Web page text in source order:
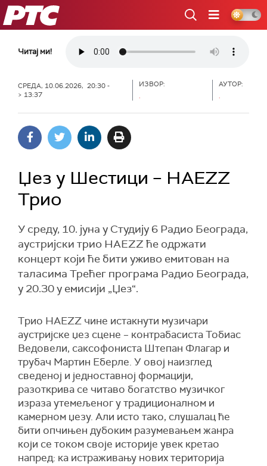
РТС
Читај ми!
СРЕДА, 10.06.2026, 20:30 -
> 13:37
ИЗВОР:
.
АУТОР:
.
Џез у Шестици – HAEZZ
Трио
У среду, 10. јуна у Студију 6 Радио Београда,
аустријски трио HAEZZ ће одржати
концерт који ће бити уживо емитован на
таласима Трећег програма Радио Београда,
у 20.30 у емисији „Џез“.
Tрио HAEZZ чине истакнути музичари
аустријске џез сцене – контрабасиста Тобиас
Ведовели, саксофониста Штепан Флагар и
трубач Мартин Еберле. У овој наизглед
сведеној и једноставној формацији,
разоткрива се читаво богатство музичког
израза утемељеног у традиционалном и
камерном џезу. Али исто тако, слушалац ће
бити опчињен дубоким разумевањем жанра
који се током своје историје увек кретао
напред: ка истраживању нових територија